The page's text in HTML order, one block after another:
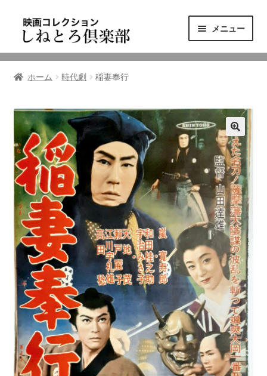
ゲ
シ
ン
へ
ス
キ
ッ
プ
テ
ツ
ス
キ
ッ
プ
メニュー
ニュース
東三河の映画館
しねとろ倶楽部について
リンクの旅
ホーム 時代劇 稲妻奉行